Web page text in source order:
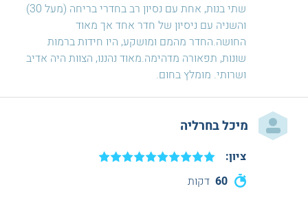
שתי בנות, אחת עם נסיון רב בחדרי בריחה (מעל 30)
והשניה עם ניסיון של חדר אחד אך מאוד
החושה.החדר מהמם ומושקע, היו חידות ברמות
שונות, תפאורה מדהימה.מאוד נהננו, הצוות היה אדיב
ושרותי. מומלץ בחום.
מיכל בחרליה
60 דקות
ציון: